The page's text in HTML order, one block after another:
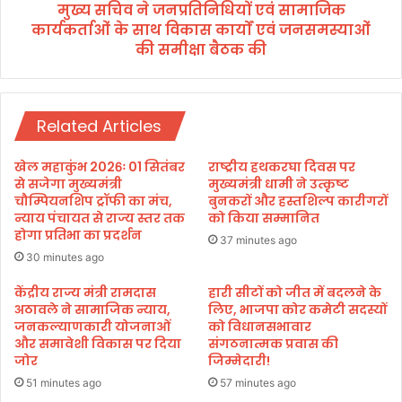
धा
कि
या
बो
ग
न
बे
लि
पौ
धा
रो
प
ण
अ
ए
सा
मा
जि
क
का
र्य
क
र्ता
के
सा
थ
वि
का
स
मुख्य सचिव ने जनप्रतिनिधियों एवं सामाजिक
कार्यकर्ताओं के साथ विकास कार्यों एवं जनसमस्याओं
की समीक्षा बैठक की
Related Articles
खेल महाकुंभ 2026ः 01 सितंबर
से सजेगा मुख्यमंत्री
चौम्पियनशिप ट्रॉफी का मंच,
न्याय पंचायत से राज्य स्तर तक
होगा प्रतिभा का प्रदर्शन
30 minutes ago
राष्ट्रीय हथकरघा दिवस पर
मुख्यमंत्री धामी ने उत्कृष्ट
बुनकरों और हस्तशिल्प कारीगरों
को किया सम्मानित
37 minutes ago
केंद्रीय राज्य मंत्री रामदास
अठावले ने सामाजिक न्याय,
जनकल्याणकारी योजनाओं
और समावेशी विकास पर दिया
जोर
51 minutes ago
हारी सीटों को जीत में बदलने के
लिए, भाजपा कोर कमेटी सदस्यों
को विधानसभावार
संगठनात्मक प्रवास की
जिम्मेदारी!
57 minutes ago